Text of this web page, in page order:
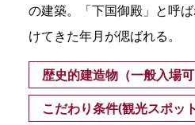
の建築。「下国御殿」と呼
けてきた年月が偲ばれる。
歴史的建造物（一般入場可
こだわり条件(観光スポッ